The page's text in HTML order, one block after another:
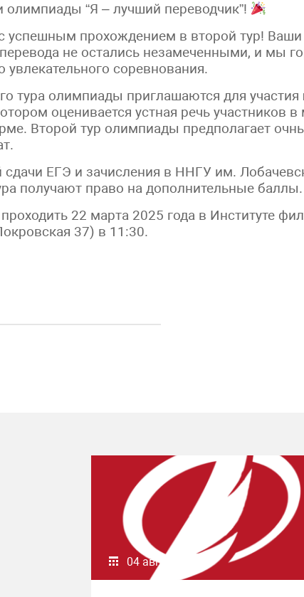
олимпиады “Я – лучший переводчик”!
успешным прохождением в второй тур! Ваши
не остались незамеченными, и мы
увлекательного соревнования.
тура олимпиады приглашаются для участия
оценивается устная речь участников
Второй тур олимпиады предполагает
сдачи ЕГЭ и зачисления в ННГУ им.
получают право на дополнительные баллы.
22 марта 2025 года в Институте
37) в 11:30.
04 августа 2026